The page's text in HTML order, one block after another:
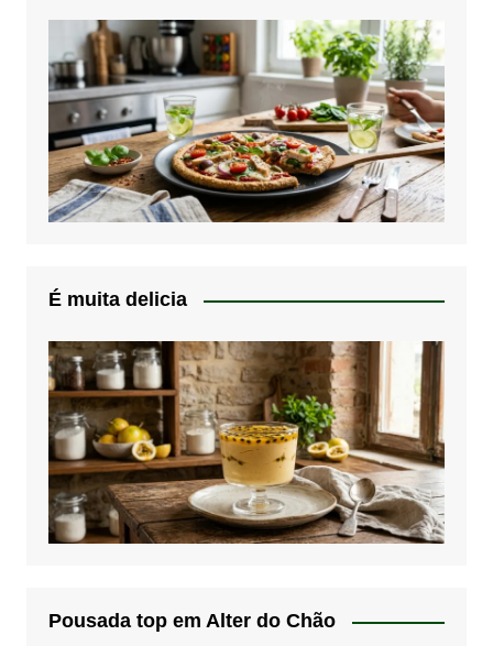
É muita delicia
Pousada top em Alter do Chão